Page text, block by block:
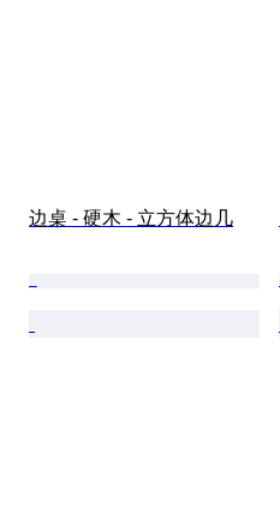
边桌 - 硬木 - 立方体边几